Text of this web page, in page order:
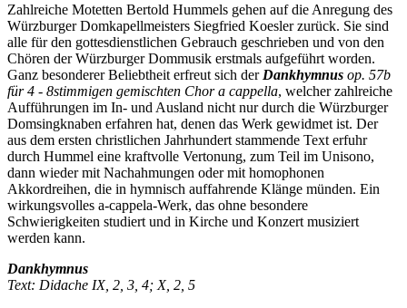
Zahlreiche Motetten Bertold Hummels gehen auf die Anregung des
Würzburger Domkapellmeisters Siegfried Koesler zurück. Sie sind
alle für den gottesdienstlichen Gebrauch geschrieben und von den
Chören der Würzburger Dommusik erstmals aufgeführt worden.
Ganz besonderer Beliebtheit erfreut sich der Dankhymnus op. 57b
für 4 - 8stimmigen gemischten Chor a cappella, welcher zahlreiche
Aufführungen im In- und Ausland nicht nur durch die Würzburger
Domsingknaben erfahren hat, denen das Werk gewidmet ist. Der
aus dem ersten christlichen Jahrhundert stammende Text erfuhr
durch Hummel eine kraftvolle Vertonung, zum Teil im Unisono,
dann wieder mit Nachahmungen oder mit homophonen
Akkordreihen, die in hymnisch auffahrende Klänge münden. Ein
wirkungsvolles a-cappela-Werk, das ohne besondere
Schwierigkeiten studiert und in Kirche und Konzert musiziert
werden kann.
Dankhymnus
Text: Didache IX, 2, 3, 4; X, 2, 5